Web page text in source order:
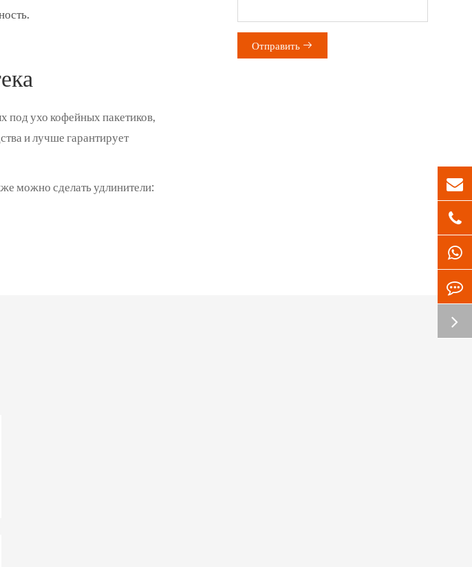
под ухо кофейных пакетиков,
и лучше гарантирует
можно сделать удлинители:
Отправить 